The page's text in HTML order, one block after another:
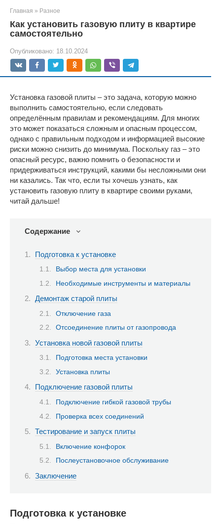
:
Главная » Разное
Как установить газовую плиту в квартире
самостоятельно
Опубликовано: 18.10.2024
Установка газовой плиты – это задача, которую можно
выполнить самостоятельно, если следовать
определённым правилам и рекомендациям. Для многих
это может показаться сложным и опасным процессом,
однако с правильным подходом и информацией высокие
риски можно снизить до минимума. Поскольку газ – это
опасный ресурс, важно помнить о безопасности и
придерживаться инструкций, какими бы несложными они
ни казались. Так что, если ты хочешь узнать, как
установить газовую плиту в квартире своими руками,
читай дальше!
Содержание
Подготовка к установке
Выбор места для установки
Необходимые инструменты и материалы
Демонтаж старой плиты
Отключение газа
Отсоединение плиты от газопровода
Установка новой газовой плиты
Подготовка места установки
Установка плиты
Подключение газовой плиты
Подключение гибкой газовой трубы
Проверка всех соединений
Тестирование и запуск плиты
Включение конфорок
Послеустановочное обслуживание
Заключение
Подготовка к установке